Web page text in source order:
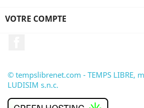
VOTRE COMPTE
© tempslibrenet.com - TEMPS LIBRE,
LUDISIM s.n.c.